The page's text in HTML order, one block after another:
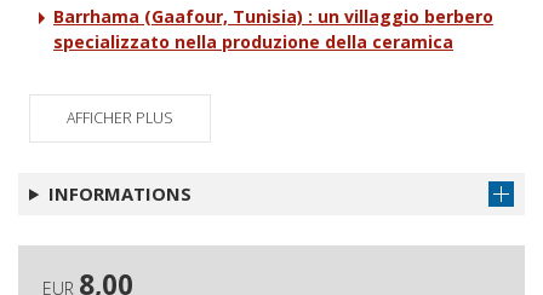
Barrhama (Gaafour, Tunisia) : un villaggio berbero
specializzato nella produzione della ceramica
Medioevo ed Età moderna
ceramiche albisolesi da recenti
(Albissola Marina) : un caso di
AFFICHER PLUS
INFORMATIONS
EUR 8,00